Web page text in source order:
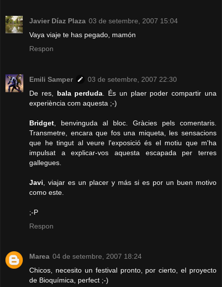
Javier Díaz Plaza 03 de setembre, 2007 15:04
Vaya viaje te has pegado, mamón
Respon
Emili Samper
03 de setembre, 2007 22:30
De res, bala perduda . És un plaer poder compartir una
experiència com aquesta ;-)
Bridget , benvinguda al bloc. Gràcies pels comentaris.
Transmetre, encara que fos una miqueta, les sensacions
que he tingut al veure l'exposició és el motiu que m'ha
impulsat a explicar-vos aquesta escapada per terres
gallegues.
Javi , viajar es un placer y más si es por un buen motivo
como este.
;-P
Respon
Marea 04 de setembre, 2007 18:24
Chicos, necesito un festival pronto, por cierto, el proyecto
de Bioquímica, perfect ;-)